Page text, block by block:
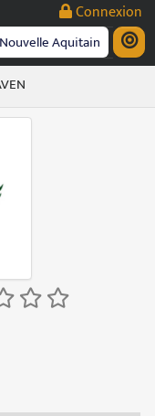
Connexion